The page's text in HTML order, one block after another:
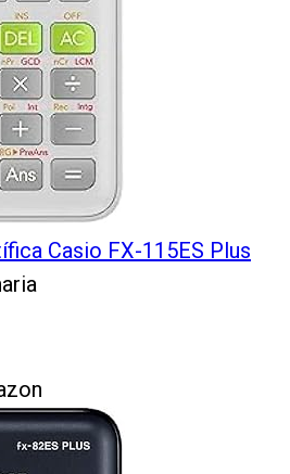
Casio FX-115ES Plus